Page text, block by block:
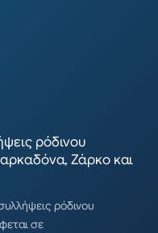
ρόδινου
Ζάρκο και
ρόδινου
σε